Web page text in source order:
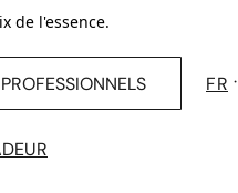
de l'essence.
PROFESSIONNELS FR